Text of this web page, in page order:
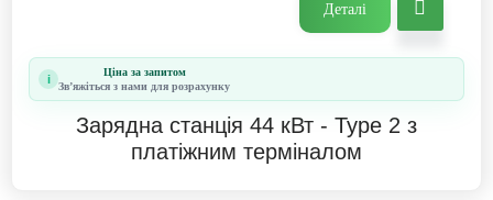
Деталі
i Ціна за запитом
Звʼяжіться з нами для розрахунку
Зарядна станція 44 кВт - Type 2 з
платіжним терміналом